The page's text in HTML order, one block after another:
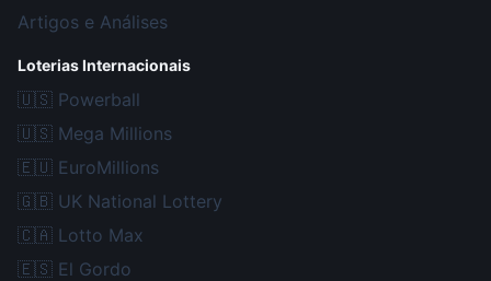
Artigos e Análises
Loterias Internacionais
🇺🇸 Powerball
🇺🇸 Mega Millions
🇪🇺 EuroMillions
🇬🇧 UK National Lottery
🇨🇦 Lotto Max
🇪🇸 El Gordo